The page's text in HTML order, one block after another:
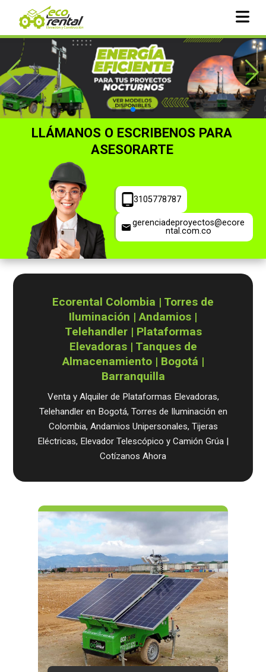
LLÁMANOS O ESCRIBENOS PARA
ASESORARTE
3105778787
gerenciadeproyectos@ecore
ntal.com.co
Ecorental Colombia | Torres de
Iluminación | Andamios |
Telehandler | Plataformas
Elevadoras | Tanques de
Almacenamiento | Bogotá |
Barranquilla
Venta y Alquiler de Plataformas Elevadoras,
Telehandler en Bogotá, Torres de Iluminación en
Colombia, Andamios Unipersonales, Tijeras
Eléctricas, Elevador Telescópico y Camión Grúa |
Cotízanos Ahora